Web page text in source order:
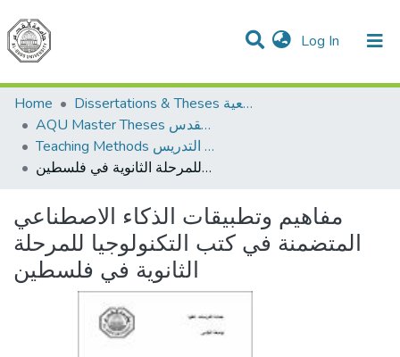
Log In (current)
Communities & Collections
All of DSpace
Home
Dissertations & Theses الرسائل الجامعية
AQU Master Theses الرسائل الجامعية الخاصة بجامعة القدس
Teaching Methods أساليب التدريس
مفاهيم وتطبيقات الذكاء الاصطناعي المتضمنة في كتب التكنولوجيا للمرحلة الثانوية في فلسطين
مفاهيم وتطبيقات الذكاء الاصطناعي
المتضمنة في كتب التكنولوجيا للمرحلة
الثانوية في فلسطين